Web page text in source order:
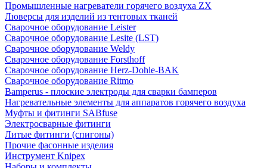
Промышленные нагреватели горячего воздуха ZX
Люверсы для изделий из тентовых тканей
Сварочное оборудование Leister
Сварочное оборудование Lesite (LST)
Сварочное оборудование Weldy
Сварочное оборудование Forsthoff
Сварочное оборудование Herz-Dohle-BAK
Сварочное оборудование Ritmo
Bamperus - плоские электроды для сварки бамперов
Нагревательные элементы для аппаратов горячего воздуха
Муфты и фитинги SABfuse
Электросварные фитинги
Литые фитинги (спигоны)
Прочие фасонные изделия
Инструмент Knipex